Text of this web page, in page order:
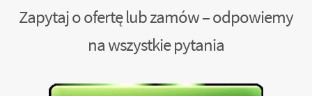
Zapytaj o ofertę lub zamów – odpowiemy
na wszystkie pytania